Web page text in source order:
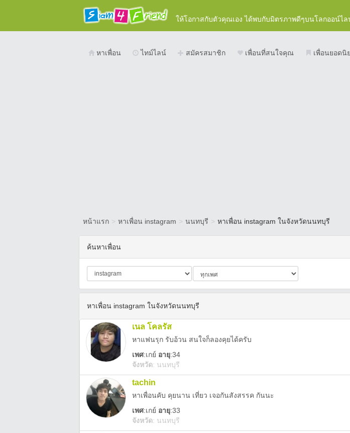
ให้โอกาสกับตัวคุณเอง ได้พบกับมิตรภาพดีๆบนโลกออน์ไล
หาเพื่อน ไทม์ไลน์ สมัครสมาชิก เพื่อนที่สนใจคุณ เพื่อนยอดนิ
หน้าแรก > หาเพื่อน instagram > นนทบุรี > หาเพื่อน instagram ในจังหวัดนนทบุรี
ค้นหาเพื่อน
หาเพื่อน instagram ในจังหวัดนนทบุรี
เนล โคลรัส
หาแฟนรุก รับอ้วน สนใจก็ลองคุยได้ครับ
เพศ:เกย์ อายุ:34
จังหวัด: นนทบุรี
tachin
หาเพื่อนคับ คุยนาน เที่ยว เจอกันสังสรรค กันนะ
เพศ:เกย์ อายุ:33
จังหวัด: นนทบุรี